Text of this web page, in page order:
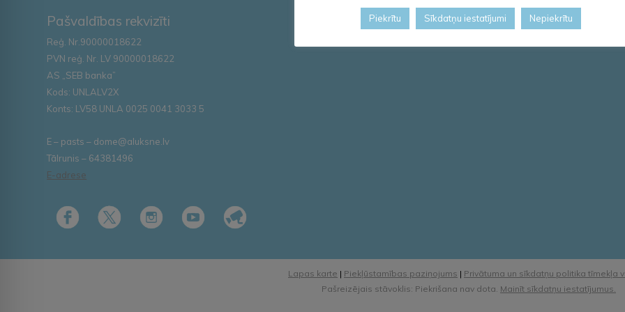
Pašvaldības rekvizīti
Reģ. Nr.90000018622
PVN reģ. Nr. LV 90000018622
AS „SEB banka”
Kods: UNLALV2X
Konts: LV58 UNLA 0025 0041 3033 5
E – pasts – dome@aluksne.lv
Tālrunis – 64381496
E-adrese
Lapas karte | Piekļūstamības paziņojums | Privātuma un sīkdatņu politika tīmekļa
Pašreizējais stāvoklis: Piekrišana nav dota. Mainīt sīkdatņu iestatījumus.
Piekrītu Sīkdatņu iestatījumi Nepiekrītu